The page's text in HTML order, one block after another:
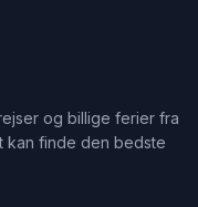
og billige ferier fra
kan finde den bedste